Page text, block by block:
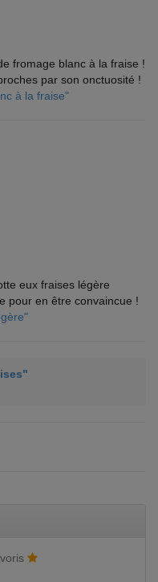
fromage blanc à la fraise !
par son onctuosité !
à la fraise"
eux fraises légère
pour en être convaincue !